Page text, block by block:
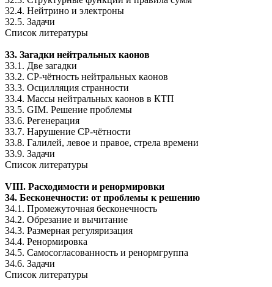
32.4. Нейтрино и электроны
32.5. Задачи
Список литературы
33. Загадки нейтральных каонов
33.1. Две загадки
33.2. CP-чётность нейтральных каонов
33.3. Осцилляция странности
33.4. Массы нейтральных каонов в КТП
33.5. GIM. Решение проблемы
33.6. Регенерация
33.7. Нарушение CP-чётности
33.8. Галилей, левое и правое, стрела времени
33.9. Задачи
Список литературы
VIII. Расходимости и ренормировки
34. Бесконечности: от проблемы к решению
34.1. Промежуточная бесконечность
34.2. Обрезание и вычитание
34.3. Размерная регуляризация
34.4. Ренормировка
34.5. Самосогласованность и ренормгруппа
34.6. Задачи
Список литературы